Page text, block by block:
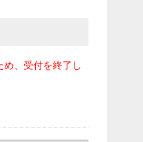
、受付を終了し